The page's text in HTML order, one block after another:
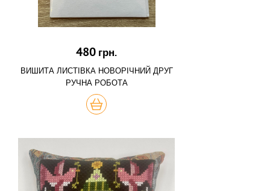
480 грн.
ВИШИТА ЛИСТІВКА НОВОРІЧНИЙ ДРУГ
РУЧНА РОБОТА
КУПИТЬ